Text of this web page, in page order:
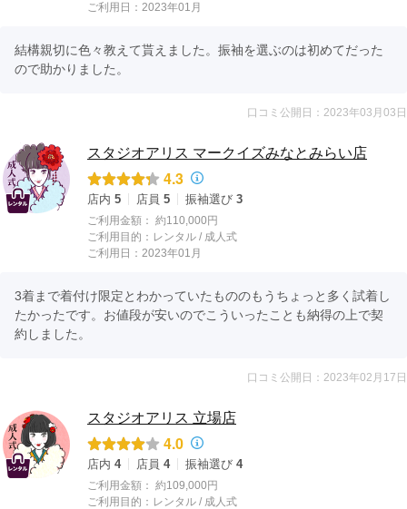
ご利用日：2023年01月
結構親切に色々教えて貰えました。振袖を選ぶのは初めてだった
ので助かりました。
口コミ公開日：2023年03月03日
スタジオアリス マークイズみなとみらい店
4.3
店内 5 店員 5 振袖選び 3
ご利用金額： 約110,000円
ご利用目的： レンタル / 成人式
ご利用日：2023年01月
3着まで着付け限定とわかっていたもののもうちょっと多く試着し
たかったです。お値段が安いのでこういったことも納得の上で契
約しました。
口コミ公開日：2023年02月17日
スタジオアリス 立場店
4.0
店内 4 店員 4 振袖選び 4
ご利用金額： 約109,000円
ご利用目的： レンタル / 成人式